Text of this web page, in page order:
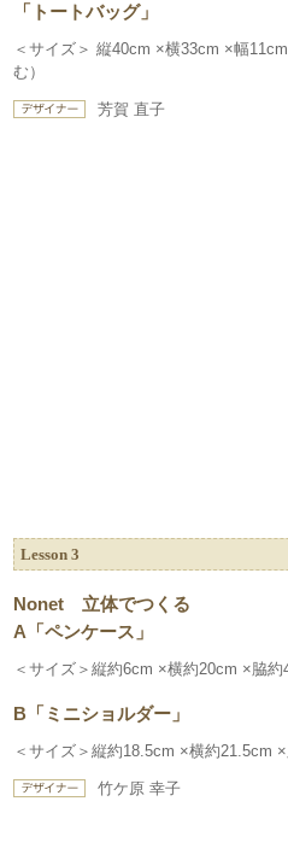
「トートバッグ」
＜サイズ＞ 縦40cm ×横33cm ×幅
む）
芳賀 直子
Lesson 3
Nonet 立体でつくる
A「ペンケース」
＜サイズ＞縦約6cm ×横約20cm ×脇約
B「ミニショルダー」
＜サイズ＞縦約18.5cm ×横約21.5cm
竹ケ原 幸子